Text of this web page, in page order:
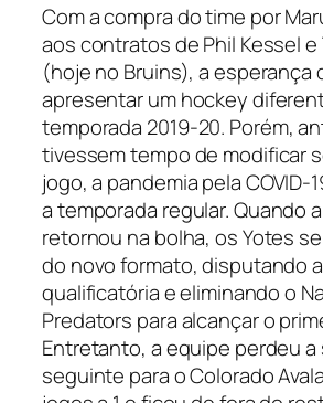
Com a compra do time por
aos contratos de Phil Kessel e
(hoje no Bruins), a esperança
apresentar um hockey
temporada 2019-20. Porém,
tivessem tempo de modificar
jogo, a pandemia pela COVID-
a temporada regular. Quando
retornou na bolha, os Yotes
do novo formato, disputando
qualificatória e eliminando o
Predators para alcançar o
Entretanto, a equipe perdeu a
seguinte para o Colorado